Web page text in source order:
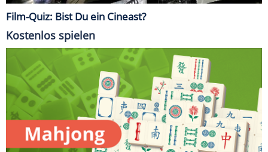
Film-Quiz: Bist Du ein Cineast?
Kostenlos spielen